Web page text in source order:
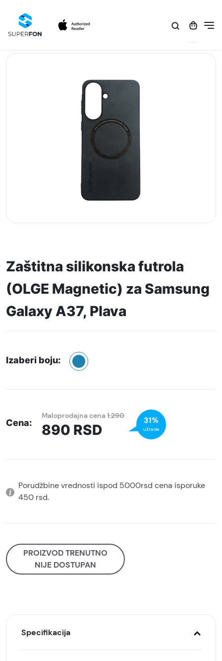
Zaštitna silikonska futrola
(OLGE Magnetic) za Samsung
Galaxy A37, Plava
Izaberi boju:
Cena:
Maloprodajna cena1.290
890 RSD
31%
uštede
Porudžbine vrednosti ispod 5000rsd cena isporuke
450 rsd.
PROIZVOD TRENUTNO
NIJE DOSTUPAN
Specifikacija